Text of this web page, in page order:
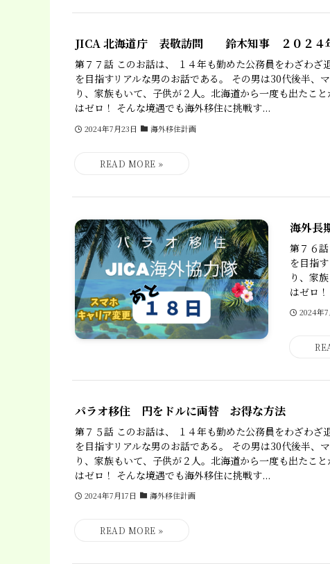
JICA 北海道庁 表敬訪問 鈴木知事 ２０２４
第７７話 このお話は、 １４年も勤めた公務員をわざわざ
を目指すリアルな男のお話である。 その男は30代後半、
り、家族もいて、子供が２人。北海道から一度も出たこ
はゼロ！ そんな境遇でも海外移住に挑戦す...
2024年7月23日 海外移住計画
海外長
第７６
を目指
り、家
はゼロ
2024年
パラオ移住 円をドルに両替 お得な方法
第７５話 このお話は、 １４年も勤めた公務員をわざわざ
を目指すリアルな男のお話である。 その男は30代後半、
り、家族もいて、子供が２人。北海道から一度も出たこ
はゼロ！ そんな境遇でも海外移住に挑戦す...
2024年7月17日 海外移住計画